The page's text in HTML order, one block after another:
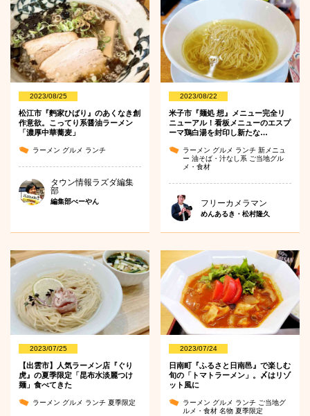
2023/08/25
松江市『麪家ひばり』のあくなき創
作意欲。こってり系醤油ラーメン
「濃厚中華蕎麦」
ラーメン グルメ ランチ
タウン情報ラズダ編集
部
編集部べーやん
2023/08/22
米子市『麺処 想』メニュー完全リ
ニューアル！看板メニューのエスプ
ーマ鶏白湯を封印し新たな…
ラーメン グルメ ランチ新メニュ
ー油そば・汁なし系 ご当地グル
メ・食材
フリーカメラマン
めんあるき・松村隆久
2023/07/25
【出雲市】人気ラーメン店『ぐり
虎』の夏季限定「昆布水淡麗つけ
麺」食べてきた
ラーメン グルメ ランチ 夏季限定
2023/07/24
日南町『ふるさと日南邑』で楽しむ
旬の「トマトラーメン」。〆はリゾ
ット風に
ラーメン グルメ ランチ ご当地グ
ルメ・食材名物夏季限定